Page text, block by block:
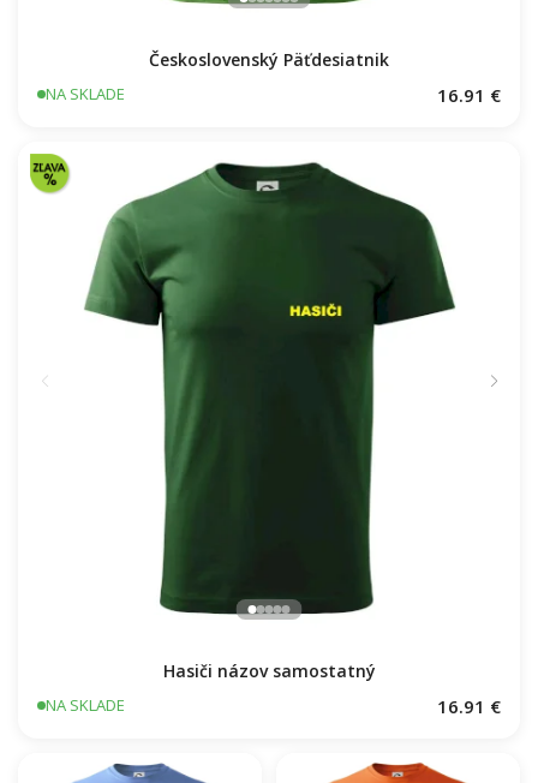
Československý Päťdesiatnik
NA SKLADE 16.91 €
Hasiči názov samostatný
NA SKLADE 16.91 €